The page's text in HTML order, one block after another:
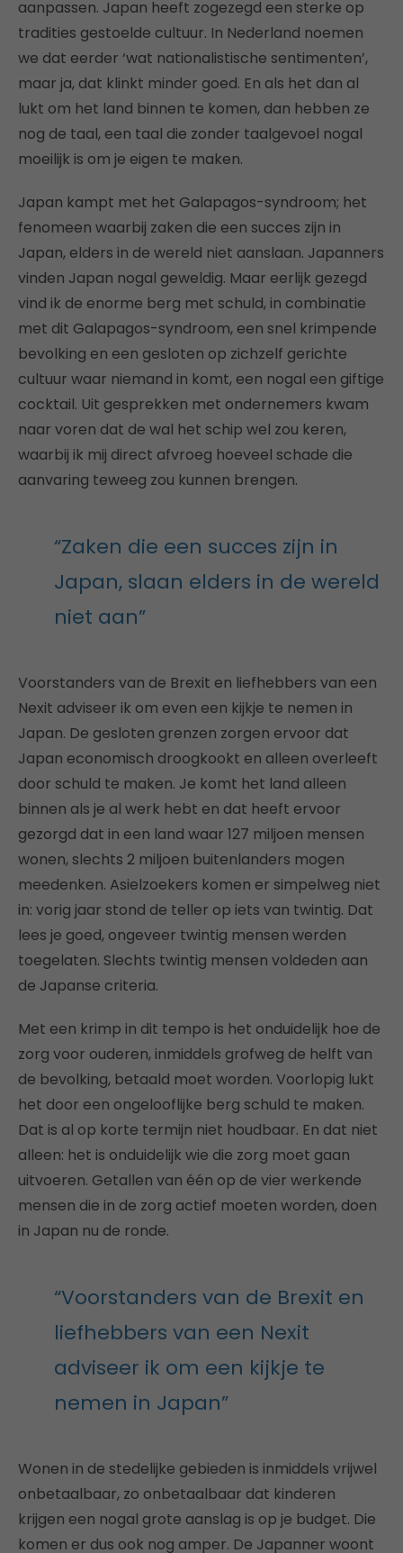
aanpassen. Japan heeft zogezegd een sterke op
tradities gestoelde cultuur. In Nederland noemen
we dat eerder ‘wat nationalistische sentimenten’,
maar ja, dat klinkt minder goed. En als het dan al
lukt om het land binnen te komen, dan hebben ze
nog de taal, een taal die zonder taalgevoel nogal
moeilijk is om je eigen te maken.
Japan kampt met het Galapagos-syndroom; het
fenomeen waarbij zaken die een succes zijn in
Japan, elders in de wereld niet aanslaan. Japanners
vinden Japan nogal geweldig. Maar eerlijk gezegd
vind ik de enorme berg met schuld, in combinatie
met dit Galapagos-syndroom, een snel krimpende
bevolking en een gesloten op zichzelf gerichte
cultuur waar niemand in komt, een nogal een giftige
cocktail. Uit gesprekken met ondernemers kwam
naar voren dat de wal het schip wel zou keren,
waarbij ik mij direct afvroeg hoeveel schade die
aanvaring teweeg zou kunnen brengen.
“Zaken die een succes zijn in
Japan, slaan elders in de wereld
niet aan”
Voorstanders van de Brexit en liefhebbers van een
Nexit adviseer ik om even een kijkje te nemen in
Japan. De gesloten grenzen zorgen ervoor dat
Japan economisch droogkookt en alleen overleeft
door schuld te maken. Je komt het land alleen
binnen als je al werk hebt en dat heeft ervoor
gezorgd dat in een land waar 127 miljoen mensen
wonen, slechts 2 miljoen buitenlanders mogen
meedenken. Asielzoekers komen er simpelweg niet
in: vorig jaar stond de teller op iets van twintig. Dat
lees je goed, ongeveer twintig mensen werden
toegelaten. Slechts twintig mensen voldeden aan
de Japanse criteria.
Met een krimp in dit tempo is het onduidelijk hoe de
zorg voor ouderen, inmiddels grofweg de helft van
de bevolking, betaald moet worden. Voorlopig lukt
het door een ongelooflijke berg schuld te maken.
Dat is al op korte termijn niet houdbaar. En dat niet
alleen: het is onduidelijk wie die zorg moet gaan
uitvoeren. Getallen van één op de vier werkende
mensen die in de zorg actief moeten worden, doen
in Japan nu de ronde.
“Voorstanders van de Brexit en
liefhebbers van een Nexit
adviseer ik om een kijkje te
nemen in Japan”
Wonen in de stedelijke gebieden is inmiddels vrijwel
onbetaalbaar, zo onbetaalbaar dat kinderen
krijgen een nogal grote aanslag is op je budget. Die
komen er dus ook nog amper. De Japanner woont